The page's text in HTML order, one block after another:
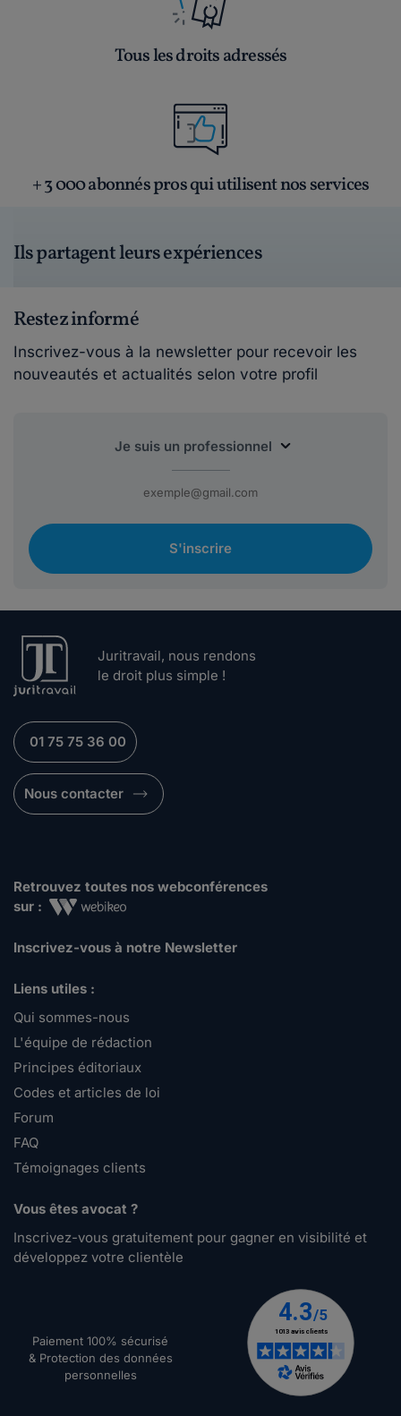
Tous les droits adressés
+ 3 000 abonnés pros qui utilisent nos services
Ils partagent leurs expériences
Restez informé
Inscrivez-vous à la newsletter pour recevoir les
nouveautés et actualités selon votre profil
S'inscrire
Juritravail, nous rendons
le droit plus simple !
01 75 75 36 00
Nous contacter
Retrouvez toutes nos webconférences
sur :
Inscrivez-vous à notre Newsletter
Liens utiles :
Qui sommes-nous
L'équipe de rédaction
Principes éditoriaux
Codes et articles de loi
Forum
FAQ
Témoignages clients
Vous êtes avocat ?
Inscrivez-vous gratuitement pour gagner en visibilité et
développez votre clientèle
Paiement 100% sécurisé
& Protection des données
personnelles